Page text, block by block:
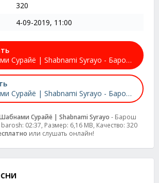
320
4-09-2019, 11:00
Шабнами Сурайё | Shabnami Syrayo - Барош барош | Barosh barosh
Шабнами Сурайё | Shabnami Syrayo - Барош барош | Barosh barosh
Сурайё | Shabnami Syrayo - Барош
02:37, Размер: 6,16 MB, Качество: 320
или слушать онлайн!